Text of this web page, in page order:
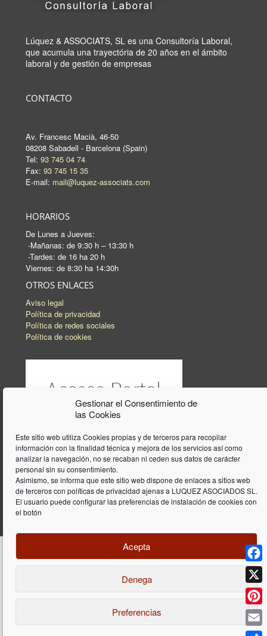
Gestionar el Consentimiento de
las Cookies
Este sitio web utiliza Cookies propias y de terceros para recopilar
información con la finalidad técnica y mejora de los servicios así como
analizar la navegación, no se recaban ni ceden sus datos de carácter
personal sin su consentimiento.
Asimismo, se informa que este sitio web dispone de enlaces a sitios web
de terceros con políticas de privacidad ajenas a LUQUEZ ASOCIADOS SL.
El usuario puede configurar las preferencias de instalación de cookies con
el botón
Acepta
Denega
Preferencias
Lúquez & ASSOCIATS, SL es una Consultoría Laboral,
que acumula una trayectória de 20 años en el ámbito
laboral y de gestión de empresas
CONTACTO
Av. Francesc Macià, 46-50
08208 Sabadell - Barcelona (Spain)
Tel: 93 745 04 74
Fax: 93 745 15 35
E-mail: mail@luquez-associats.com
HORARIOS
De Lunes a Jueves:
-Mañanas: de 9:30 h – 13:30 h
-Tardes: de 16 ha 20 h
Viernes: de 8:30 ha 14:30h
OTROS ENLACES
Aviso legal
Política de privacidad
Política de redes sociales
Política de cookies
Diseño y programación web porDieres.com
| Lúquez Associats SL | ©
X